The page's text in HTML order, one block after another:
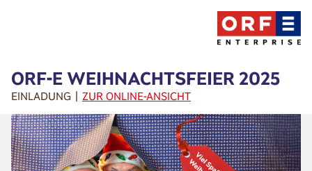
ORF-E WEIHNACHTSFEIER 2025
EINLADUNG | ZUR ONLINE-ANSICHT